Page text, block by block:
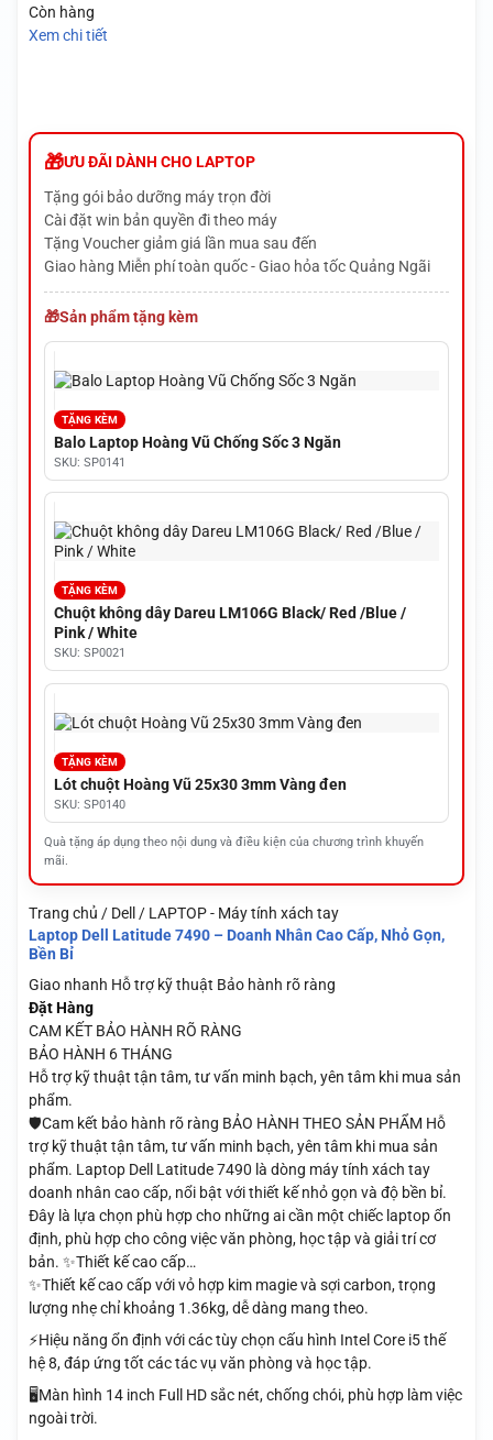
Còn hàng
Xem chi tiết
ƯU ĐÃI DÀNH CHO LAPTOP
Tặng gói bảo dưỡng máy trọn đời
Cài đặt win bản quyền đi theo máy
Tặng Voucher giảm giá lần mua sau đến
Giao hàng Miễn phí toàn quốc - Giao hỏa tốc Quảng Ngãi
Sản phẩm tặng kèm
TẶNG KÈM
Balo Laptop Hoàng Vũ Chống Sốc 3 Ngăn
SKU: SP0141
TẶNG KÈM
Chuột không dây Dareu LM106G Black/ Red /Blue /
Pink / White
SKU: SP0021
TẶNG KÈM
Lót chuột Hoàng Vũ 25x30 3mm Vàng đen
SKU: SP0140
Quà tặng áp dụng theo nội dung và điều kiện của chương trình khuyến
mãi.
Trang chủ / Dell / LAPTOP - Máy tính xách tay
Laptop Dell Latitude 7490 – Doanh Nhân Cao Cấp, Nhỏ Gọn,
Bền Bỉ
Giao nhanh Hỗ trợ kỹ thuật Bảo hành rõ ràng
Đặt Hàng
CAM KẾT BẢO HÀNH RÕ RÀNG
BẢO HÀNH 6 THÁNG
Hỗ trợ kỹ thuật tận tâm, tư vấn minh bạch, yên tâm khi mua sản
phẩm.
🛡️Cam kết bảo hành rõ ràng BẢO HÀNH THEO SẢN PHẨM Hỗ
trợ kỹ thuật tận tâm, tư vấn minh bạch, yên tâm khi mua sản
phẩm. Laptop Dell Latitude 7490 là dòng máy tính xách tay
doanh nhân cao cấp, nổi bật với thiết kế nhỏ gọn và độ bền bỉ.
Đây là lựa chọn phù hợp cho những ai cần một chiếc laptop ổn
định, phù hợp cho công việc văn phòng, học tập và giải trí cơ
bản. ✨Thiết kế cao cấp…
✨Thiết kế cao cấp với vỏ hợp kim magie và sợi carbon, trọng
lượng nhẹ chỉ khoảng 1.36kg, dễ dàng mang theo.
⚡Hiệu năng ổn định với các tùy chọn cấu hình Intel Core i5 thế
hệ 8, đáp ứng tốt các tác vụ văn phòng và học tập.
🖥️Màn hình 14 inch Full HD sắc nét, chống chói, phù hợp làm việc
ngoài trời.